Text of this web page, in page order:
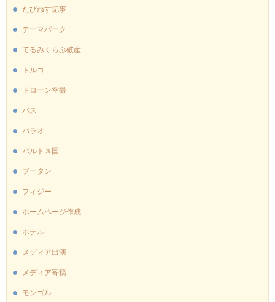
たびねす記事
テーマパーク
てるみくらぶ破産
トルコ
ドローン空撮
バス
パラオ
バルト３国
ブータン
フィジー
ホームページ作成
ホテル
メディア出演
メディア寄稿
モンゴル